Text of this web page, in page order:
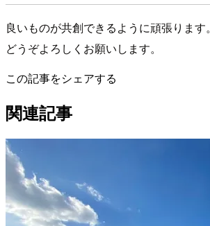
良いものが共創できるように頑張ります。
どうぞよろしくお願いします。
この記事をシェアする
関連記事